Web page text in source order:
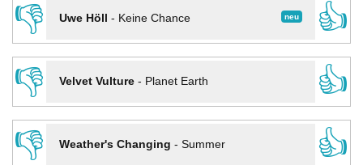
👎
neu
Uwe Höll - Keine Chance
👍
👎
Velvet Vulture- Planet Earth
👍
👎
Weather's Changing - Summer
👍